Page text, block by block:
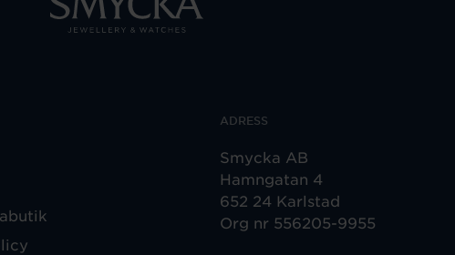
ADRESS
Smycka AB
Hamngatan 4
652 24 Karlstad
Org nr 556205-9955